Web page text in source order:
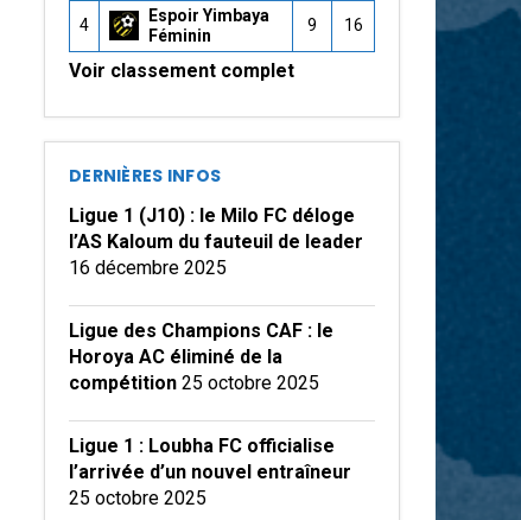
4
Espoir Yimbaya
Féminin
9 16
Voir classement complet
DERNIÈRES INFOS
Ligue 1 (J10) : le Milo FC déloge
l’AS Kaloum du fauteuil de leader
16 décembre 2025
Ligue des Champions CAF : le
Horoya AC éliminé de la
compétition 25 octobre 2025
Ligue 1 : Loubha FC officialise
l’arrivée d’un nouvel entraîneur
25 octobre 2025